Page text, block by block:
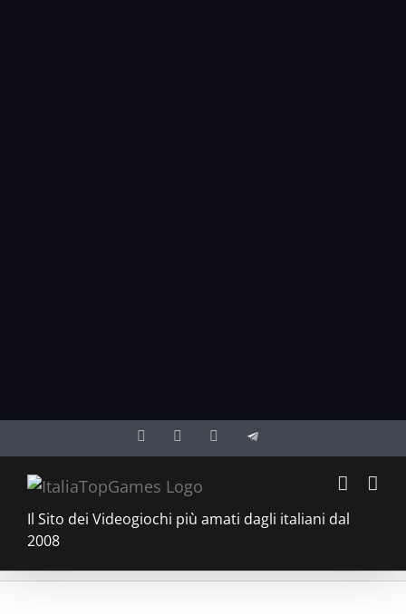
al
contenuto
FacebookTwitter YouTubeTelegram
Il Sito dei Videogiochi più amati dagli italiani dal
2008